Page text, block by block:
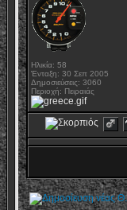
Ηλικία: 58
Ένταξη: 30 Σεπ 2005
Δημοσιεύσεις: 3060
Περιοχή: Πειραιάς